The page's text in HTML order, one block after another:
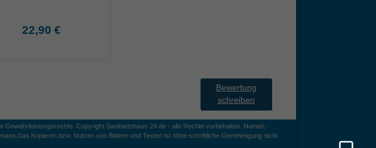
22,90 €
Bewertung
schreiben
Gewährleistungsrechte. Copyright Sanitaetshaus-24.de - alle Rechte vorbehalten. Namen,
Das Kopieren bzw. Nutzen von Bildern und Texten ist ohne schriftliche Genehmigung nicht